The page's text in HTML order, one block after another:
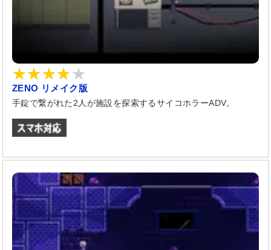
ZENO リメイク版
手錠で繋がれた2人が施設を探索するサイコホラーADV。